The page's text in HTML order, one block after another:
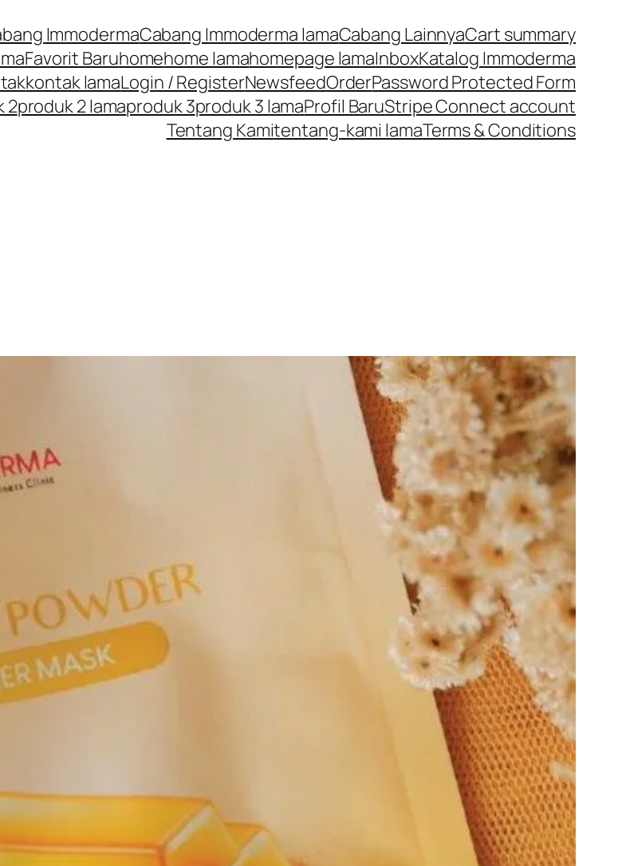
ImmodermaCabang Immoderma lamaCabang LainnyaCart summary
Favorit Baruhomehome lamahomepage lamaInboxKatalog Immoderma
kontak lamaLogin / RegisterNewsfeedOrderPassword Protected Form
2produk 2 lamaproduk 3produk 3 lamaProfil BaruStripe Connect account
Tentang Kamitentang-kami lamaTerms & Conditions